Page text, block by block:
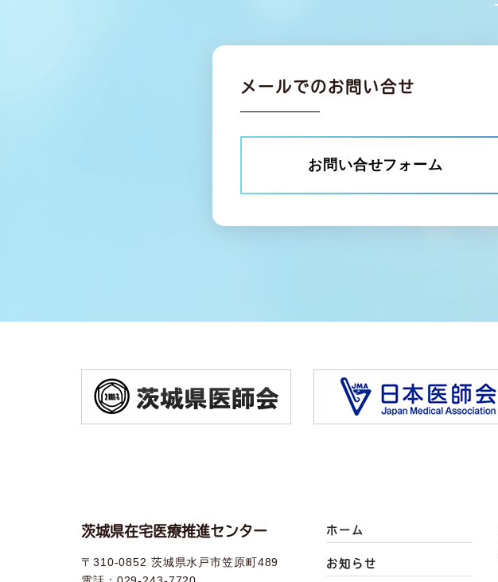
メールでのお問い合せ
お問い合せフォーム
茨城県在宅医療推進センター
〒310-0852 茨城県水戸市笠原町489
ホーム
お知らせ